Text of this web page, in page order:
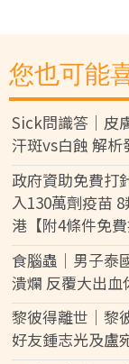
您也可能
Sick問識答｜皮
汗斑vs白蝕 解析
政府資助免費打
入130萬劑疫苗
港【附4條件免費
食腦蟲｜男子泰
潰爛 反覆大出血
黎彼得離世｜黎
好友鍾志光及盧